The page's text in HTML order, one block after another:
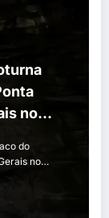
no
do
no…